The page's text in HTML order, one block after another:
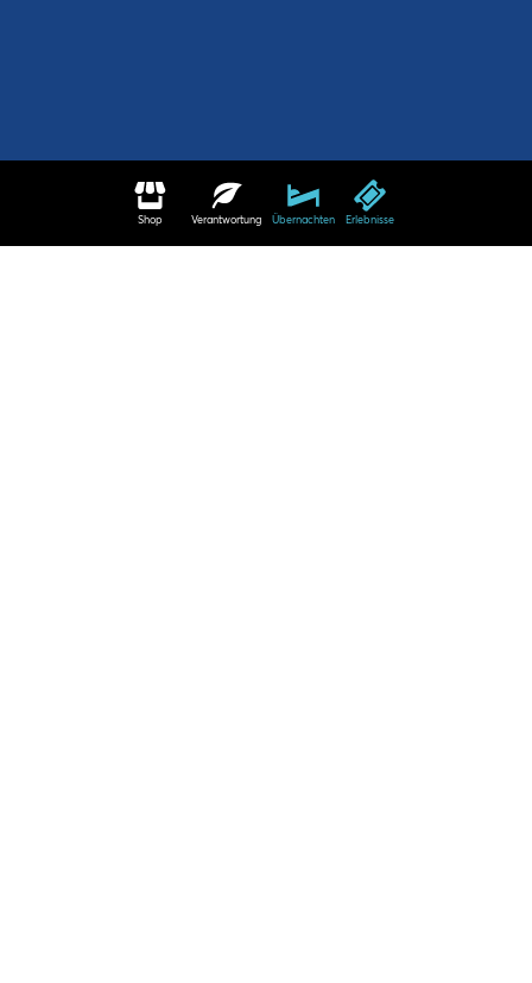
Shop Verantwortung Übernachten Erlebnisse